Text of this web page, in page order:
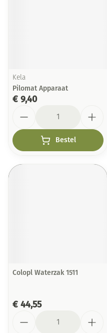
Kela
Pilomat Apparaat
€ 9,40
Bestel
Colopl Waterzak 1511
€ 44,55